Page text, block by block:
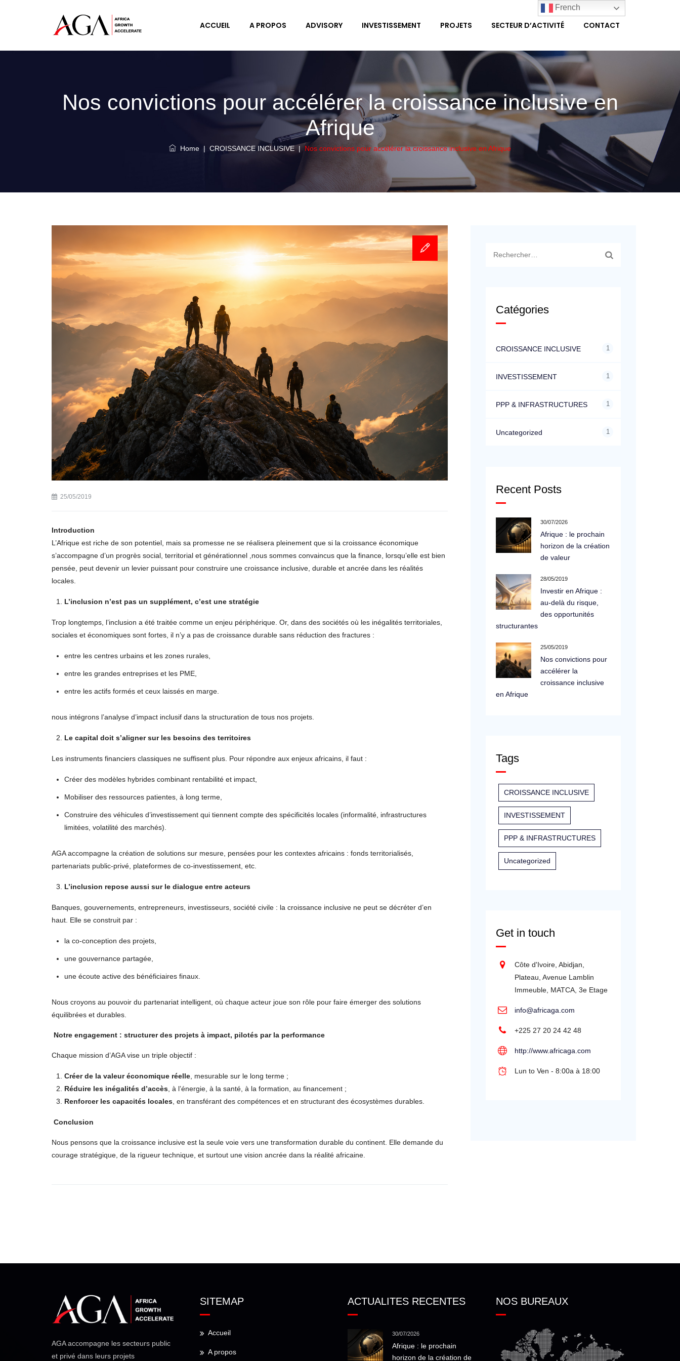
ACCUEIL A PROPOS ADVISORY INVESTISSEMENT PROJETS SECTEUR D’ACTIVITÉ CONTACT
Nos convictions pour accélérer la croissance inclusive en
Afrique
Home | CROISSANCE INCLUSIVE | Nos convictions pour accélérer la croissance inclusive en Afrique
25/05/2019
Introduction
L’Afrique est riche de son potentiel, mais sa promesse ne se réalisera pleinement que si la croissance économique
s’accompagne d’un progrès social, territorial et générationnel ,nous sommes convaincus que la finance, lorsqu’elle est bien
pensée, peut devenir un levier puissant pour construire une croissance inclusive, durable et ancrée dans les réalités
locales.
L’inclusion n’est pas un supplément, c’est une stratégie
Trop longtemps, l’inclusion a été traitée comme un enjeu périphérique. Or, dans des sociétés où les inégalités territoriales,
sociales et économiques sont fortes, il n’y a pas de croissance durable sans réduction des fractures :
entre les centres urbains et les zones rurales,
entre les grandes entreprises et les PME,
entre les actifs formés et ceux laissés en marge.
nous intégrons l’analyse d’impact inclusif dans la structuration de tous nos projets.
Le capital doit s’aligner sur les besoins des territoires
Les instruments financiers classiques ne suffisent plus. Pour répondre aux enjeux africains, il faut :
Créer des modèles hybrides combinant rentabilité et impact,
Mobiliser des ressources patientes, à long terme,
Construire des véhicules d’investissement qui tiennent compte des spécificités locales (informalité, infrastructures
limitées, volatilité des marchés).
AGA accompagne la création de solutions sur mesure, pensées pour les contextes africains : fonds territorialisés,
partenariats public-privé, plateformes de co-investissement, etc.
L’inclusion repose aussi sur le dialogue entre acteurs
Banques, gouvernements, entrepreneurs, investisseurs, société civile : la croissance inclusive ne peut se décréter d’en
haut. Elle se construit par :
la co-conception des projets,
une gouvernance partagée,
une écoute active des bénéficiaires finaux.
Nous croyons au pouvoir du partenariat intelligent, où chaque acteur joue son rôle pour faire émerger des solutions
équilibrées et durables.
Notre engagement : structurer des projets à impact, pilotés par la performance
Chaque mission d’AGA vise un triple objectif :
Créer de la valeur économique réelle , mesurable sur le long terme ;
Réduire les inégalités d’accès , à l’énergie, à la santé, à la formation, au financement ;
Renforcer les capacités locales , en transférant des compétences et en structurant des écosystèmes durables.
Conclusion
Nous pensons que la croissance inclusive est la seule voie vers une transformation durable du continent. Elle demande du
courage stratégique, de la rigueur technique, et surtout une vision ancrée dans la réalité africaine.
Catégories
CROISSANCE INCLUSIVE 1
INVESTISSEMENT 1
PPP & INFRASTRUCTURES 1
Uncategorized 1
Recent Posts
30/07/2026
Afrique : le prochain
horizon de la création
de valeur
28/05/2019
Investir en Afrique :
au-delà du risque,
des opportunités
structurantes
25/05/2019
Nos convictions pour
accélérer la
croissance inclusive
en Afrique
Tags
CROISSANCE INCLUSIVE
INVESTISSEMENT
PPP & INFRASTRUCTURES
Uncategorized
Get in touch
Côte d'Ivoire, Abidjan,
Plateau, Avenue Lamblin
Immeuble, MATCA, 3e Etage
info@africaga.com
+225 27 20 24 42 48
http://www.africaga.com
Lun to Ven - 8:00a à 18:00
AGA accompagne les secteurs public
et privé dans leurs projets
SITEMAP
Accueil
A propos
ACTUALITES RECENTES
30/07/2026
Afrique : le prochain
horizon de la création de
NOS BUREAUX
French